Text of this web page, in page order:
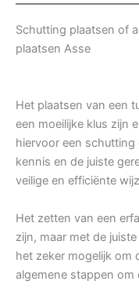
Schutting plaatsen of
plaatsen Asse
Het plaatsen van een
een moeilijke klus zijn
hiervoor een schutting
kennis en de juiste
veilige en efficiënte
Het zetten van een
zijn, maar met de
het zeker mogelijk om
algemene stappen om